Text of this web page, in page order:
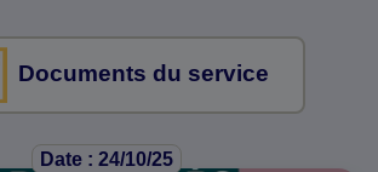
Documents du service
Date : 24/10/25